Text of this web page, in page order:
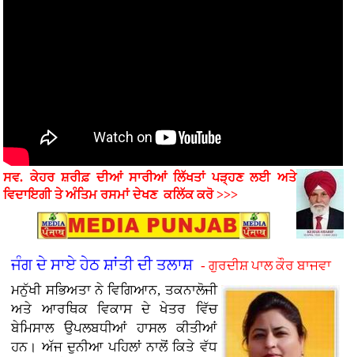
ਸਵ. ਕੇਹਰ ਸ਼ਰੀਫ਼ ਦੀਆਂ ਸਾਰੀਆਂ ਲਿੱਖਤਾਂ ਪੜ੍ਹਣ ਲਈ ਅਤੇ
ਵਿਦਾਇਗੀ ਤੇ ਅੰਤਿਮ ਰਸਮਾਂਦੇਖਣ ਕਲਿੱਕ ਕਰੋ >>>
ਜੰਗ ਦੇ ਸਾਏ ਹੇਠ ਸ਼ਾਂਤੀ ਦੀ ਤਲਾਸ਼- ਗੁਰਦੀਸ਼ ਪਾਲ ਕੌਰ ਬਾਜਵਾ
ਮਨੁੱਖੀ ਸਭਿਅਤਾ ਨੇ ਵਿਗਿਆਨ, ਤਕਨਾਲੋਜੀ
ਅਤੇ ਆਰਥਿਕ ਵਿਕਾਸ ਦੇ ਖੇਤਰ ਵਿੱਚ
ਬੇਮਿਸਾਲ ਉਪਲਬਧੀਆਂ ਹਾਸਲ ਕੀਤੀਆਂ
ਹਨ। ਅੱਜ ਦੁਨੀਆ ਪਹਿਲਾਂ ਨਾਲੋਂ ਕਿਤੇ ਵੱਧ